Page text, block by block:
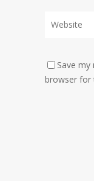
Save
browser for